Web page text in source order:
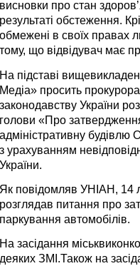
висновки про стан
результаті обстеження.
обмежені в своїх правах
тому, що відвідувач має
На підставі
Медіа» просить
законодавству України
голови «Про
адміністративну будівлю
з урахуванням
України.
Як повідомляв УНІАН, 14
розглядав питання про
паркування автомобілів.
На засідання
деяких ЗМІ.Також на